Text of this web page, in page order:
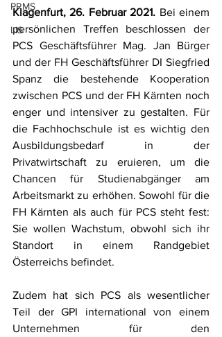
PRMS
LIS
Klagenfurt, 26. Februar 2021. Bei einem
persönlichen Treffen beschlossen der
PCS Geschäftsführer Mag. Jan Bürger
und der FH Geschäftsführer DI Siegfried
Spanz die bestehende Kooperation
zwischen PCS und der FH Kärnten noch
enger und intensiver zu gestalten. Für
die Fachhochschule ist es wichtig den
Ausbildungsbedarf in der
Privatwirtschaft zu eruieren, um die
Chancen für Studienabgänger am
Arbeitsmarkt zu erhöhen. Sowohl für die
FH Kärnten als auch für PCS steht fest:
Sie wollen Wachstum, obwohl sich ihr
Standort in einem Randgebiet
Österreichs befindet.
Zudem hat sich PCS als wesentlicher
Teil der GPI international von einem
Unternehmen für den